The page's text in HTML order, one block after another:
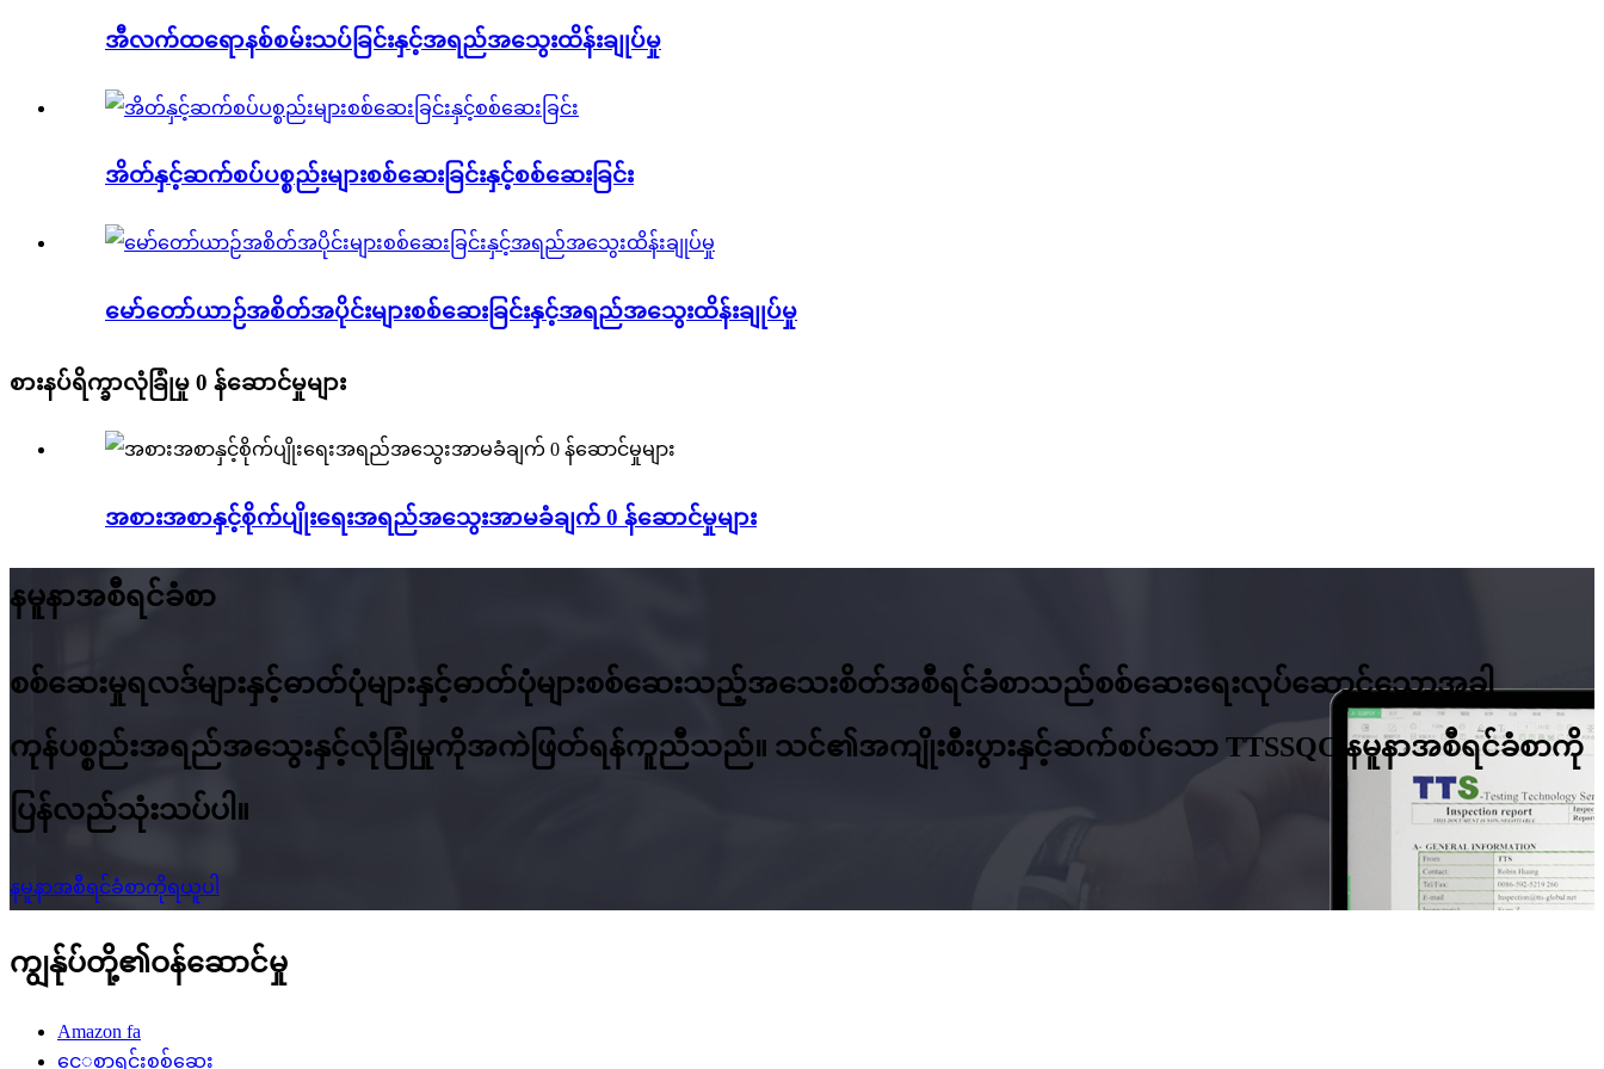
အီလက်ထရောနစ်စမ်းသပ်ခြင်းနှင့်အရည်အသွေးထိန်းချုပ်မှု
အိတ်နှင့်ဆက်စပ်ပစ္စည်းများစစ်ဆေးခြင်းနှင့်စစ်ဆေးခြင်း
မော်တော်ယာဉ်အစိတ်အပိုင်းများစစ်ဆေးခြင်းနှင့်အရည်အသွေးထိန်းချုပ်မှု
စားနပ်ရိက္ခာလုံခြုံမှု 0 န်ဆောင်မှုများ
အစားအစာနှင့်စိုက်ပျိုးရေးအရည်အသွေးအာမခံချက် 0 န်ဆောင်မှုများ
နမူနာအစီရင်ခံစာ
စစ်ဆေးမှုရလဒ်များနှင့်ဓာတ်ပုံများနှင့်ဓာတ်ပုံများစစ်ဆေးသည့်အသေးစိတ်အစီရင်ခံစာသည်စစ်ဆေးရေးလုပ်ဆောင်သောအခါ
ကုန်ပစ္စည်းအရည်အသွေးနှင့်လုံခြုံမှုကိုအကဲဖြတ်ရန်ကူညီသည်။ သင်၏အကျိုးစီးပွားနှင့်ဆက်စပ်သော TTSSQC နမူနာအစီရင်ခံစာကို
ပြန်လည်သုံးသပ်ပါ။
နမူနာအစီရင်ခံစာကိုရယူပါ
ကျွန်ုပ်တို့၏ဝန်ဆောင်မှု
Amazon fa
ငေှစာရင်းစစ်ဆေး